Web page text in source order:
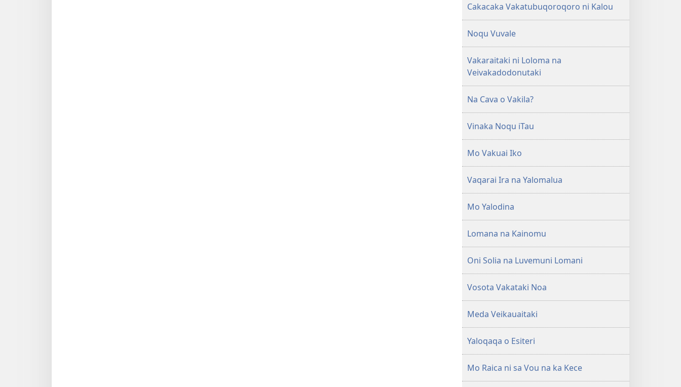
Cakacaka Vakatubuqoroqoro ni Kalou
Noqu Vuvale
Vakaraitaki ni Loloma na
Veivakadodonutaki
Na Cava o Vakila?
Vinaka Noqu iTau
Mo Vakuai Iko
Vaqarai Ira na Yalomalua
Mo Yalodina
Lomana na Kainomu
Oni Solia na Luvemuni Lomani
Vosota Vakataki Noa
Meda Veikauaitaki
Yaloqaqa o Esiteri
Mo Raica ni sa Vou na ka Kece